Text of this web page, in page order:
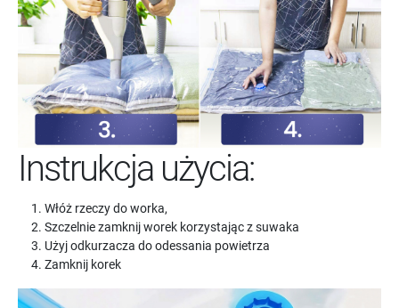
Instrukcja użycia:
Włóż rzeczy do worka,
Szczelnie zamknij worek korzystając z suwaka
Użyj odkurzacza do odessania powietrza
Zamknij korek